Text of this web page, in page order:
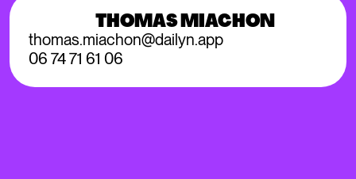
THOMAS MIACHON
thomas.miachon@dailyn.app
06 74 71 61 06